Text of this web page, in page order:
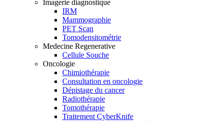
Imagerie diagnostique
IRM
Mammographie
PET Scan
Tomodensitométrie
Medecine Regenerative
Cellule Souche
Oncologie
Chimiothérapie
Consultation en oncologie
Dépistage du cancer
Radiothérapie
Tomothérapie
Traitement CyberKnife